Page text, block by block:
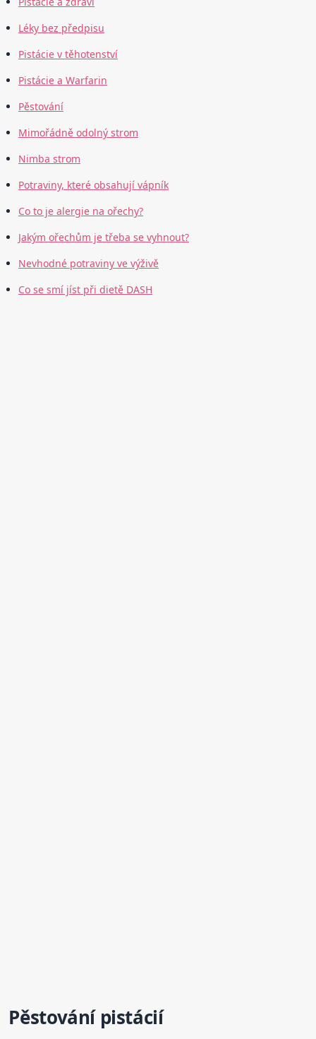
Léky bez předpisu
Pistácie v těhotenství
Pistácie a Warfarin
Pěstování
Mimořádně odolný strom
Nimba strom
Potraviny, které obsahují vápník
Co to je alergie na ořechy?
Jakým ořechům je třeba se vyhnout?
Nevhodné potraviny ve výživě
Co se smí jíst při dietě DASH
Pěstování pistácií